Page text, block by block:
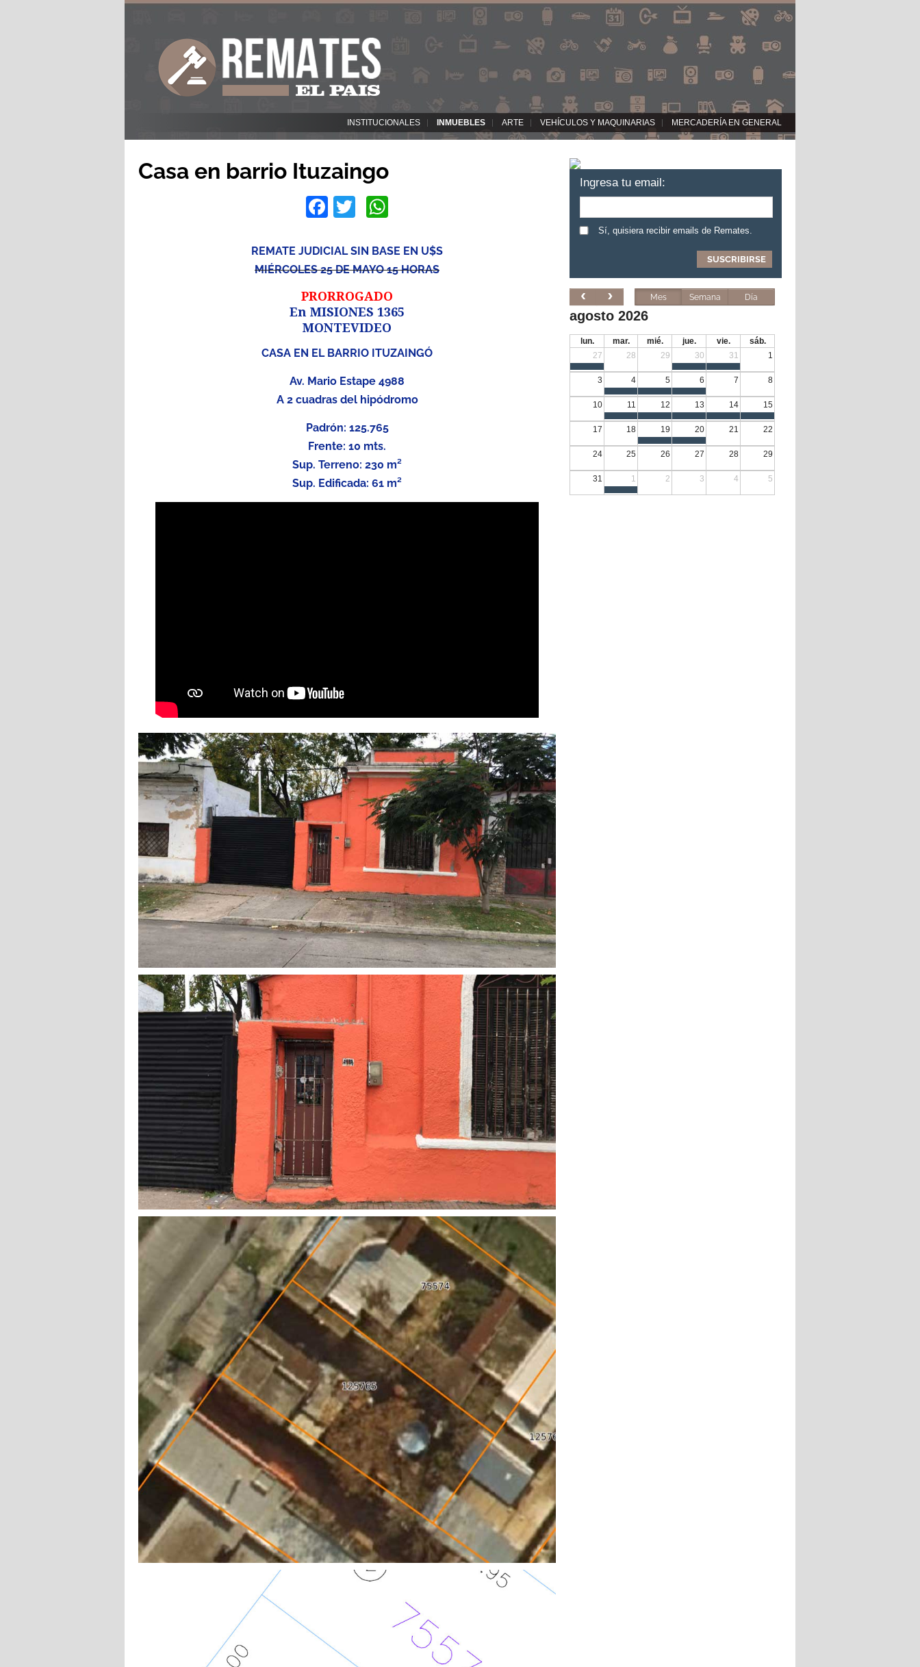
INSTITUCIONALES INMUEBLES ARTE VEHÍCULOS Y MAQUINARIAS MERCADERÍA EN GENERAL
Casa en barrio Ituzaingo
Facebook
Twitter
REMATE JUDICIAL SIN BASE EN U$S
MIÉRCOLES 25 DE MAYO 15 HORAS
PRORROGADO
En MISIONES 1365
MONTEVIDEO
CASA EN EL BARRIO ITUZAINGÓ
Av. Mario Estape 4988
A 2 cuadras del hipódromo
Padrón: 125.765
Frente: 10 mts.
Sup. Terreno: 230 m²
Sup. Edificada: 61 m²
Ingresa tu email:
Sí, quisiera recibir emails de Remates.
Mes Semana Día
agosto 2026
lun. mar. mié. jue. vie.
sáb.
27
28 29 30 31 1
3 4 5 6 7 8
10 11 12 13 14 15
17 18 19 20 21 22
24 25 26 27 28 29
31 1 2 3 4 5